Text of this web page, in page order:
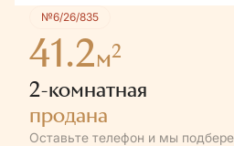
№6/26/835
41.2м2
2-комнатная
продана
Оставьте телефон и мы